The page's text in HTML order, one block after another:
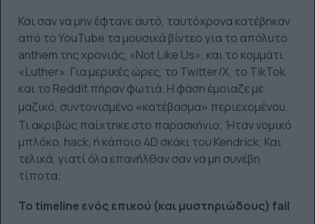
Και σαν να μην έφτανε αυτό, ταυτόχρονα κατέβηκαν
από το YouTube τα μουσικά βίντεο για το απόλυτο
anthem της χρονιάς, «Not Like Us», και το κομμάτι
«Luther». Για μερικές ώρες, το Twitter/X, το TikTok
και το Reddit πήραν φωτιά. Η φάση έμοιαζε με
μαζικό, συντονισμένο «κατέβασμα» περιεχομένου.
Τι ακριβώς παίχτηκε στο παρασκήνιο; Ήταν νομικό
μπλόκο, hack, ή κάποιο 4D σκάκι του Kendrick; Και
τελικά, γιατί όλα επανήλθαν σαν να μη συνέβη
τίποτα;
Το timeline ενός επικού (και μυστηριώδους) fail